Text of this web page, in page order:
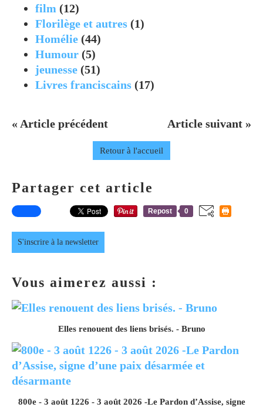
film (12)
Florilège et autres (1)
Homélie (44)
Humour (5)
jeunesse (51)
Livres franciscains (17)
« Article précédent Article suivant »
Retour à l'accueil
Partager cet article
Repost 0
S'inscrire à la newsletter
Vous aimerez aussi :
Elles renouent des liens brisés. - Bruno
800e - 3 août 1226 - 3 août 2026 -Le Pardon d’Assise, signe